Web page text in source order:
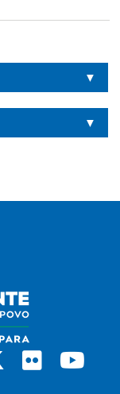
X Flickr